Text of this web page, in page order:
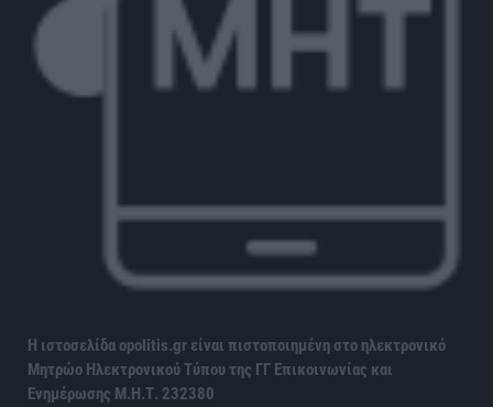
Η ιστοσελίδα opolitis.gr είναι πιστοποιημένη στο ηλεκτρονικό
Μητρώο Ηλεκτρονικού Τύπου της ΓΓ Επικοινωνίας και
Ενημέρωσης Μ.Η.Τ. 232380